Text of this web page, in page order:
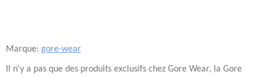
Marque: gore-wear
Il n'y a pas que des produits exclusifs chez Gore Wear, la Gore